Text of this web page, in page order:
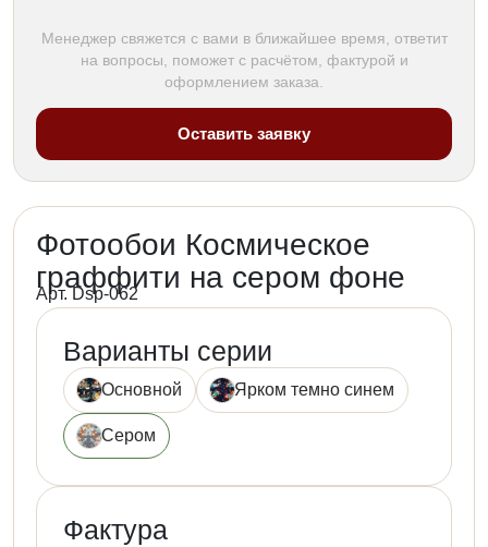
Менеджер свяжется с вами в ближайшее время, ответит
на вопросы, поможет с расчётом, фактурой и
оформлением заказа.
Оставить заявку
Фотообои Космическое
граффити на сером фоне
Арт. Dsp-062
Варианты серии
Основной Ярком темно синем
Сером
Фактура